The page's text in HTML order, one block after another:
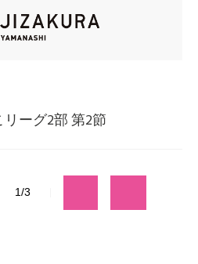
ーグ2部 第2節
1/3